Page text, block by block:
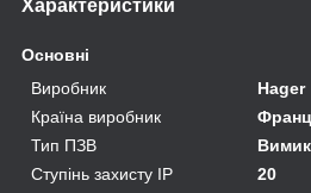
Характеристики
Основні
Виробник
Hager
Країна виробник
Тип ПЗВ
Ступінь захисту IP
20